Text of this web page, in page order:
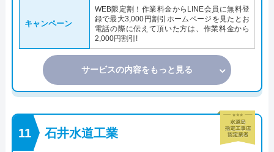
キャンペーン
WEB限定割！作業料金からLINE会員に無料登
録で最大3,000円割引ホームページを見たとお
電話の際に伝えて頂いた方は、作業料金から
2,000円割引!
サービスの内容をもっと見る
石井水道工業